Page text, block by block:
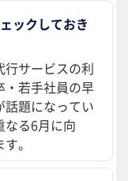
ックしておき
行サービスの利
・若手社員の早
題になってい
なる6月に向
。